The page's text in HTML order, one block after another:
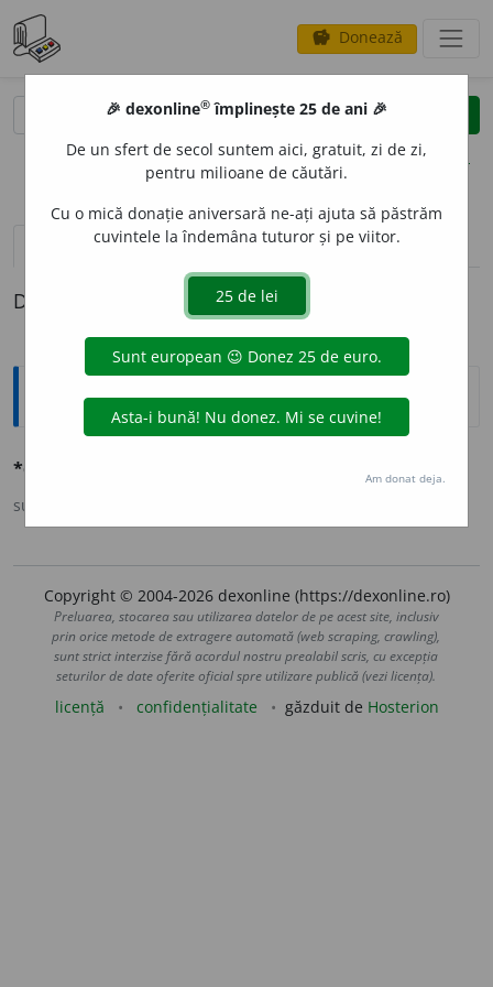
savings Donează
clear
opțiuni
definiții (1) pronunțievolume_up (50)
Definiția cu ID-ul 575956:
Explicative DEX
*convorbíre
sursa:
Copyright © 2004-2026 dexonline (https://dexonline.ro)
Preluarea, stocarea sau utilizarea datelor de pe acest site, inclusiv
prin orice metode de extragere automată (web scraping, crawling),
sunt strict interzise fără acordul nostru prealabil scris, cu excepția
seturilor de date oferite oficial spre utilizare publică (vezi licența).
licență confidențialitate găzduit de Hosterion
🎉 dexonline® împlinește 25 de ani 🎉
De un sfert de secol suntem aici, gratuit, zi de zi,
pentru milioane de căutări.
Cu o mică donație aniversară ne-ați ajuta să păstrăm
cuvintele la îndemâna tuturor și pe viitor.
Am donat deja.